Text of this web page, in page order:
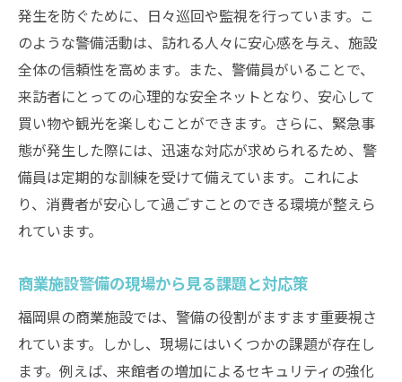
発生を防ぐために、日々巡回や監視を行っています。こ
のような警備活動は、訪れる人々に安心感を与え、施設
全体の信頼性を高めます。また、警備員がいることで、
来訪者にとっての心理的な安全ネットとなり、安心して
買い物や観光を楽しむことができます。さらに、緊急事
態が発生した際には、迅速な対応が求められるため、警
備員は定期的な訓練を受けて備えています。これによ
り、消費者が安心して過ごすことのできる環境が整えら
れています。
商業施設警備の現場から見る課題と対応策
福岡県の商業施設では、警備の役割がますます重要視さ
れています。しかし、現場にはいくつかの課題が存在し
ます。例えば、来館者の増加によるセキュリティの強化